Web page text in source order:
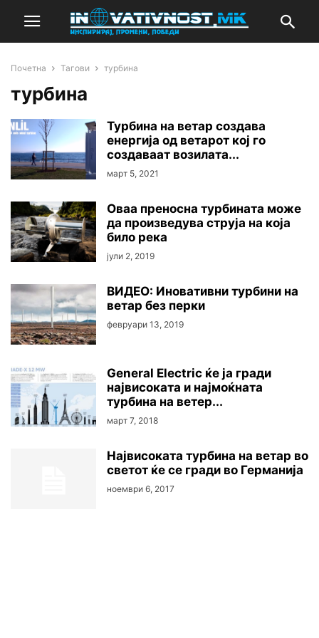
Почетна Тагови турбина
турбина
Турбина на ветар создава
енергија од ветарот кој го
создаваат возилата...
март 5, 2021
Оваа преносна турбината може
да произведува струја на која
било река
јули 2, 2019
ВИДЕО: Иновативни турбини на
ветар без перки
февруари 13, 2019
General Electric ќе ја гради
највисоката и најмоќната
турбина на ветер...
март 7, 2018
Највисоката турбина на ветар во
светот ќе се гради во Германија
ноември 6, 2017